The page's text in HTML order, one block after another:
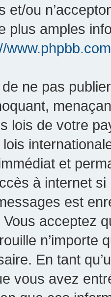
et/ou
plus amples
ne pas
lois de votre
et
à internet
est
acceptez
n’importe
En tant
vous avez